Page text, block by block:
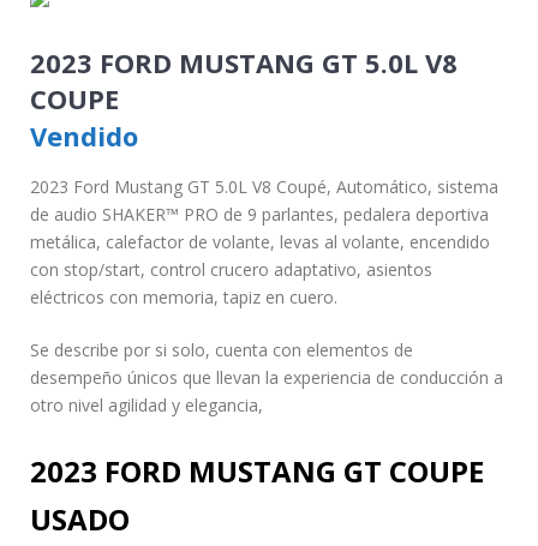
2023 FORD MUSTANG GT 5.0L V8
COUPE
Vendido
2023 Ford Mustang GT 5.0L V8 Coupé, Automático, sistema
de audio SHAKER™ PRO de 9 parlantes, pedalera deportiva
metálica, calefactor de volante, levas al volante, encendido
con stop/start, control crucero adaptativo, asientos
eléctricos con memoria, tapiz en cuero.
Se describe por si solo, cuenta con elementos de
desempeño únicos que llevan la experiencia de conducción a
otro nivel agilidad y elegancia,
2023 FORD MUSTANG GT COUPE
USADO